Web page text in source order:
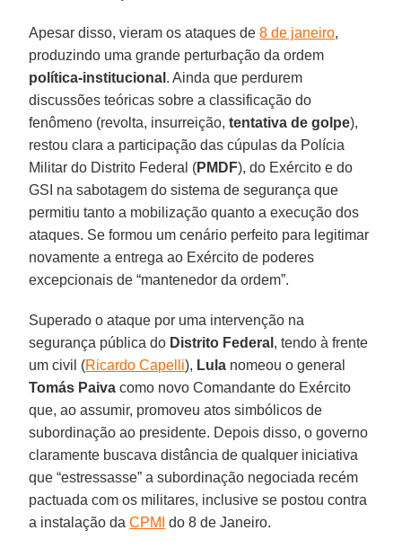
Apesar disso, vieram os ataques de8 de janeiro,
produzindo uma grande perturbação da ordem
política-institucional . Ainda que perdurem
discussões teóricas sobre a classificação do
fenômeno (revolta, insurreição,tentativa de golpe),
restou clara a participação das cúpulas da Polícia
Militar do Distrito Federal (PMDF), do Exército e do
GSI na sabotagem do sistema de segurança que
permitiu tanto a mobilização quanto a execução dos
ataques. Se formou um cenário perfeito para legitimar
novamente a entrega ao Exército de poderes
excepcionais de “mantenedor da ordem”.
Superado o ataque por uma intervenção na
segurança pública do Distrito Federal , tendo à frente
um civil (Ricardo Capelli), Lula nomeou o general
Tomás Paiva como novo Comandante do Exército
que, ao assumir, promoveu atos simbólicos de
subordinação ao presidente. Depois disso, o governo
claramente buscava distância de qualquer iniciativa
que “estressasse” a subordinação negociada recém
pactuada com os militares, inclusive se postou contra
a instalação daCPMI do 8 de Janeiro.